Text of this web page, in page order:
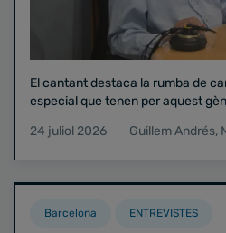
El cantant destaca la rumba de
especial que tenen per aquest
24 juliol 2026
Guillem Andrés,
Barcelona ENTREVISTES